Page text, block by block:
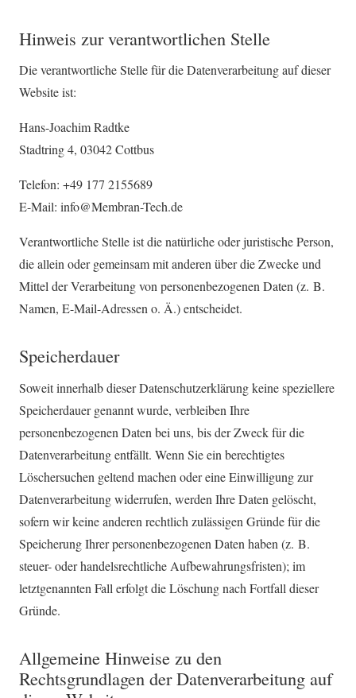
Hinweis zur verantwortlichen Stelle
Die verantwortliche Stelle für die Datenverarbeitung auf dieser
Website ist:
Hans-Joachim Radtke
Stadtring 4, 03042 Cottbus
Telefon: +49 177 2155689
E-Mail: info@Membran-Tech.de
Verantwortliche Stelle ist die natürliche oder juristische Person,
die allein oder gemeinsam mit anderen über die Zwecke und
Mittel der Verarbeitung von personenbezogenen Daten (z. B.
Namen, E-Mail-Adressen o. Ä.) entscheidet.
Speicherdauer
Soweit innerhalb dieser Datenschutzerklärung keine speziellere
Speicherdauer genannt wurde, verbleiben Ihre
personenbezogenen Daten bei uns, bis der Zweck für die
Datenverarbeitung entfällt. Wenn Sie ein berechtigtes
Löschersuchen geltend machen oder eine Einwilligung zur
Datenverarbeitung widerrufen, werden Ihre Daten gelöscht,
sofern wir keine anderen rechtlich zulässigen Gründe für die
Speicherung Ihrer personenbezogenen Daten haben (z. B.
steuer- oder handelsrechtliche Aufbewahrungsfristen); im
letztgenannten Fall erfolgt die Löschung nach Fortfall dieser
Gründe.
Allgemeine Hinweise zu den
Rechtsgrundlagen der Datenverarbeitung auf